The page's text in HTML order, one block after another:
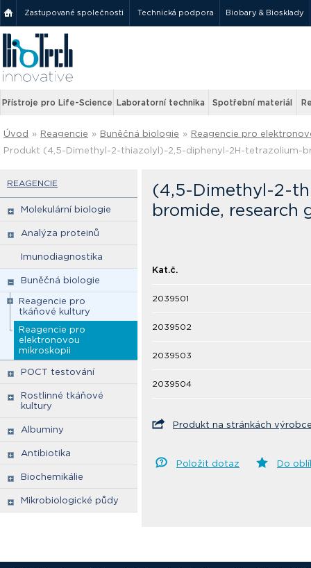
Zastupované společnosti Technická podpora Biobary & Biosklady
Přístroje pro Life-Science Laboratorní technika Spotřební materiál
Úvod » Reagencie » Buněčná biologie » Reagencie pro
Produkt (4,5-Dimethyl-2-thiazolyl)-2,5-diphenyl-2H-tetrazolium-
REAGENCIE
Molekulární biologie
Analýza proteinů
Imunodiagnostika
Buněčná biologie
Reagencie pro
tkáňové kultury
Reagencie pro
elektronovou
mikroskopii
POCT testování
Rostlinné tkáňové
kultury
Albuminy
Antibiotika
Biochemikálie
Mikrobiologické půdy
(4,5-Dimethyl-2-
bromide, research
Kat.č.
2039501
2039502
2039503
2039504
Produkt na stránkách
Položit dotaz Do